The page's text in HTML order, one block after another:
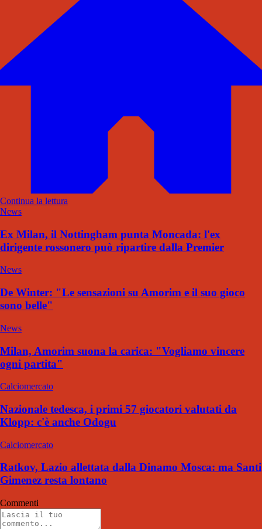
Continua la lettura
News
Ex Milan, il Nottingham punta Moncada: l'ex
dirigente rossonero può ripartire dalla Premier
News
De Winter: "Le sensazioni su Amorim e il suo gioco
sono belle"
News
Milan, Amorim suona la carica: "Vogliamo vincere
ogni partita"
Calciomercato
Nazionale tedesca, i primi 57 giocatori valutati da
Klopp: c'è anche Odogu
Calciomercato
Ratkov, Lazio allettata dalla Dinamo Mosca: ma Santi
Gimenez resta lontano
Commenti